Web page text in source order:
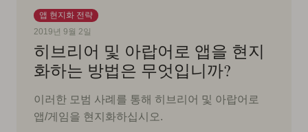
앱 현지화 전략
2019년 9월 2일
히브리어 및 아랍어로 앱을 현지
화하는 방법은 무엇입니까?
이러한 모범 사례를 통해 히브리어 및 아랍어로
앱/게임을 현지화하십시오.